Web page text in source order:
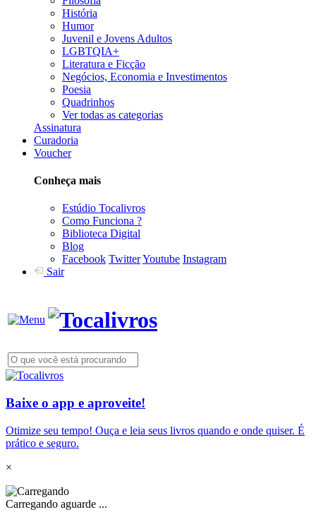
História
Humor
Juvenil e Jovens Adultos
LGBTQIA+
Literatura e Ficção
Negócios, Economia e Investimentos
Poesia
Quadrinhos
Ver todas as categorias
Assinatura
Curadoria
Voucher
Conheça mais
Estúdio Tocalivros
Como Funciona ?
Biblioteca Digital
Blog
Facebook TwitterYoutube Instagram
Sair
Baixe o app e aproveite!
Otimize seu tempo! Ouça e leia seus livros quando e onde quiser. É
prático e seguro.
×
Carregando aguarde ...